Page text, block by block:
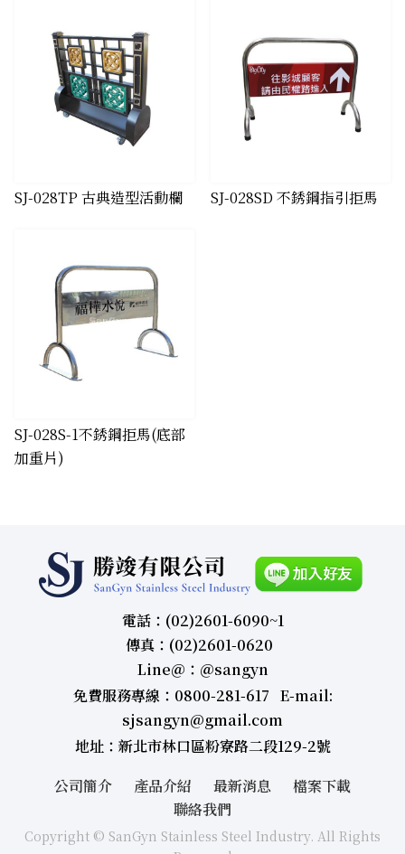
SJ-028TP 古典造型活動欄 SJ-028SD 不銹鋼指引拒馬
SJ-028S-1不銹鋼拒馬(底部
加重片)
電話：(02)2601-6090~1
傳真：(02)2601-0620
Line＠：＠sangyn
免費服務專線：0800-281-617 E-mail:
sjsangyn@gmail.com
地址：新北市林口區粉寮路二段129-2號
公司簡介
產品介紹 最新消息
檔案下載
聯絡我們
Copyright © SanGyn Stainless Steel Industry. All Rights